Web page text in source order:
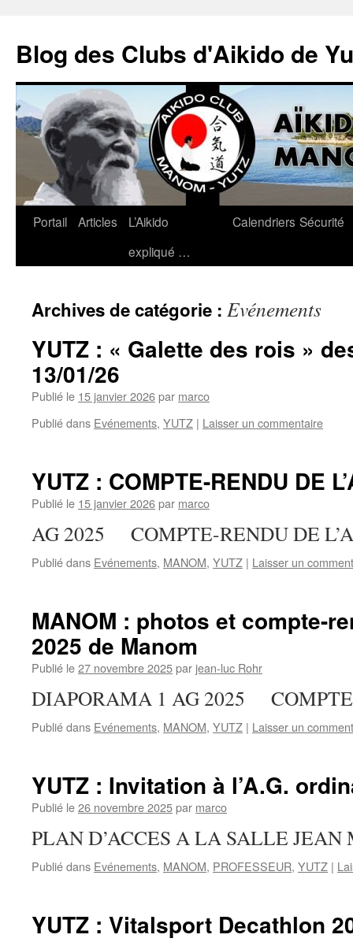
Blog des Clubs d'Aikido de
Aller
Portail Articles
L’Aikido
expliqué …
Calendriers Sécurité
Archives de catégorie : Evénements
YUTZ : « Galette des rois »
13/01/26
Publié le 15 janvier 2026par marco
Publié dans Evénements, YUTZ | Laisser un commentaire
YUTZ : COMPTE-RENDU DE
Publié le 15 janvier 2026par marco
AG 2025 COMPTE-RENDU DE
Publié dans Evénements, MANOM, YUTZ | Laisser un
MANOM : photos et compte-
2025 de Manom
Publié le27 novembre 2025par jean-luc Rohr
DIAPORAMA 1 AG 2025
Publié dans Evénements, MANOM, YUTZ | Laisser un
YUTZ : Invitation à l’A.G.
Publié le26 novembre 2025par marco
PLAN D’ACCES A LA SALLE JEAN
Publié dans Evénements, MANOM, PROFESSEUR, YUTZ |
YUTZ : Vitalsport Decathlon